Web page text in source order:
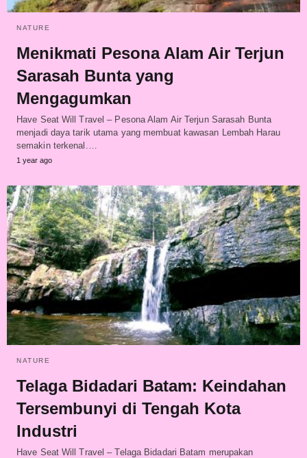
NATURE
Menikmati Pesona Alam Air Terjun
Sarasah Bunta yang
Mengagumkan
Have Seat Will Travel – Pesona Alam Air Terjun Sarasah Bunta
menjadi daya tarik utama yang membuat kawasan Lembah Harau
semakin terkenal.…
1 year ago
NATURE
Telaga Bidadari Batam: Keindahan
Tersembunyi di Tengah Kota
Industri
Have Seat Will Travel – Telaga Bidadari Batam merupakan